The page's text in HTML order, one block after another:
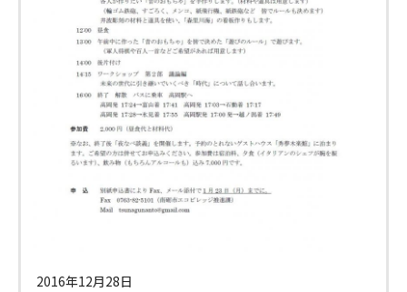
2016年12月28日